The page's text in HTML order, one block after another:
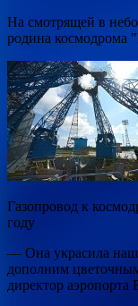
На смотрящей в
родина космодрома
Газопровод к
году
— Она украсила наш
дополним
директор